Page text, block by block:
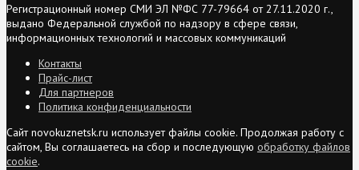
Регистрационный номер СМИ ЭЛ №ФС 77-79664 от 27.11.2020 г.,
выдано Федеральной службой по надзору в сфере связи,
информационных технологий и массовых коммуникаций
Контакты
Прайс-лист
Для партнеров
Политика конфиденциальности
Сайт novokuznetsk.ru использует файлы cookie. Продолжая работу с
сайтом, Вы соглашаетесь на сбор и последующую обработку файлов
cookie.